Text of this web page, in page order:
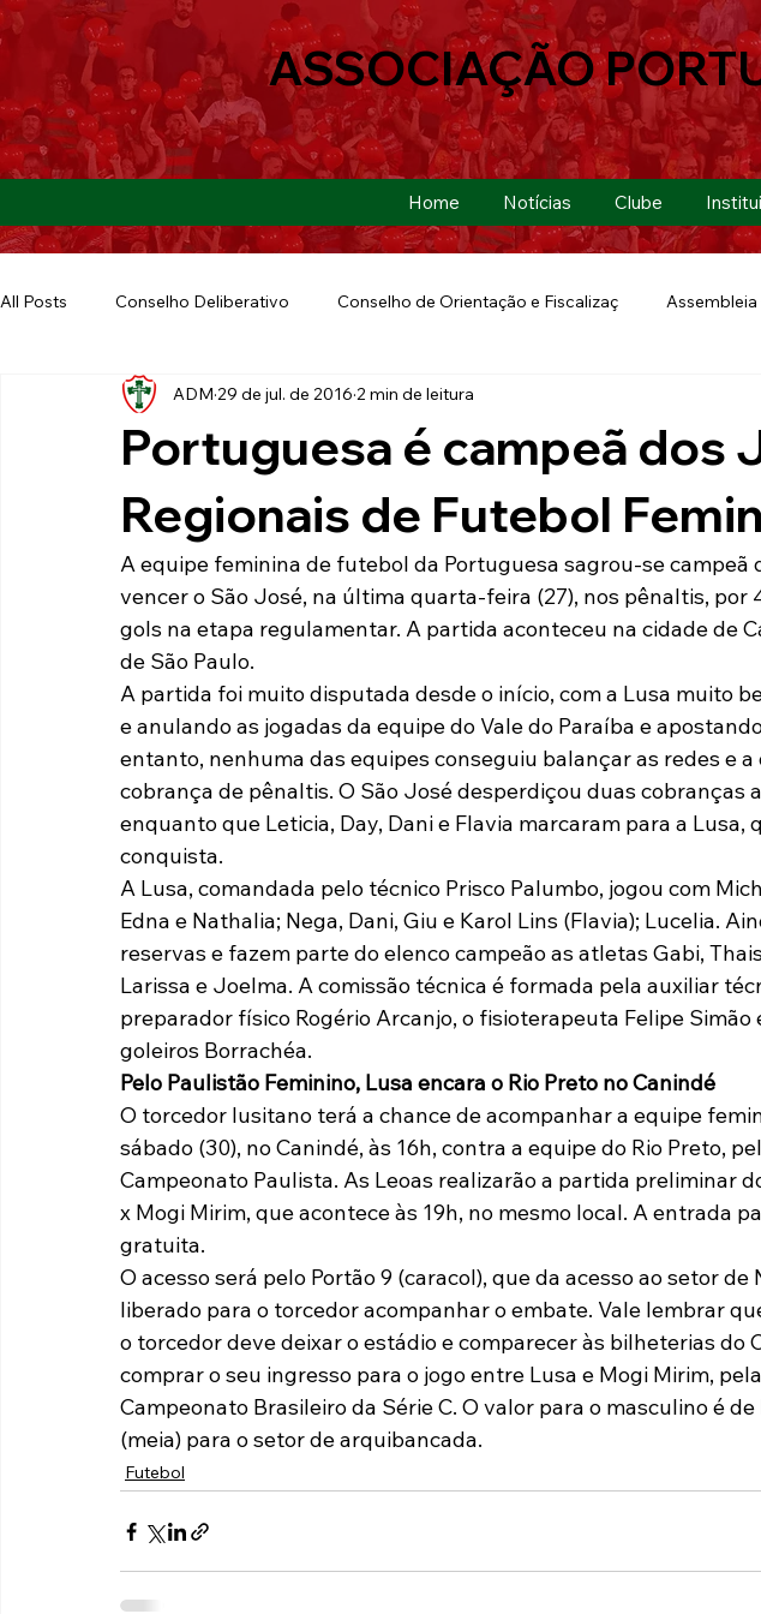
Home Notícias Clube
ASSOCIAÇÃO
All Posts Conselho Deliberativo Conselho de Orientação e Fiscalizaç Assembleia
Ação Social Futebol Americano Copa São Paulo
Futebol de Base Futebol de Quintal Lusa Run 2019 Lusa
Paulista A2 2019 Portuguesas pelo Brasil Ouvidoria Modalidades
Tabelas Recuperação Judicial
Portuguesa é campeã dos
Regionais de Futebol
ADM 29 de jul. de 2016 2 min de leitura
A equipe feminina de futebol da Portuguesa sagrou-se campeã
vencer o São José, na última quarta-feira (27), nos pênaltis, por
gols na etapa regulamentar. A partida aconteceu na cidade de
de São Paulo.
A partida foi muito disputada desde o início, com a Lusa muito
e anulando as jogadas da equipe do Vale do Paraíba e
entanto, nenhuma das equipes conseguiu balançar as redes e a
cobrança de pênaltis. O São José desperdiçou duas cobranças
enquanto que Leticia, Day, Dani e Flavia marcaram para a Lusa,
conquista.
A Lusa, comandada pelo técnico Prisco Palumbo, jogou com
Edna e Nathalia; Nega, Dani, Giu e Karol Lins (Flavia); Lucelia.
reservas e fazem parte do elenco campeão as atletas Gabi,
Larissa e Joelma. A comissão técnica é formada pela auxiliar
preparador físico Rogério Arcanjo, o fisioterapeuta Felipe Simão
goleiros Borrachéa.
Pelo Paulistão Feminino, Lusa encara o Rio Preto no Canindé
O torcedor lusitano terá a chance de acompanhar a equipe
sábado (30), no Canindé, às 16h, contra a equipe do Rio Preto,
Campeonato Paulista. As Leoas realizarão a partida preliminar
x Mogi Mirim, que acontece às 19h, no mesmo local. A entrada
gratuita.
O acesso será pelo Portão 9 (caracol), que da acesso ao setor de
liberado para o torcedor acompanhar o embate. Vale lembrar
o torcedor deve deixar o estádio e comparecer às bilheterias do
comprar o seu ingresso para o jogo entre Lusa e Mogi Mirim,
Campeonato Brasileiro da Série C. O valor para o masculino é
(meia) para o setor de arquibancada.
Futebol